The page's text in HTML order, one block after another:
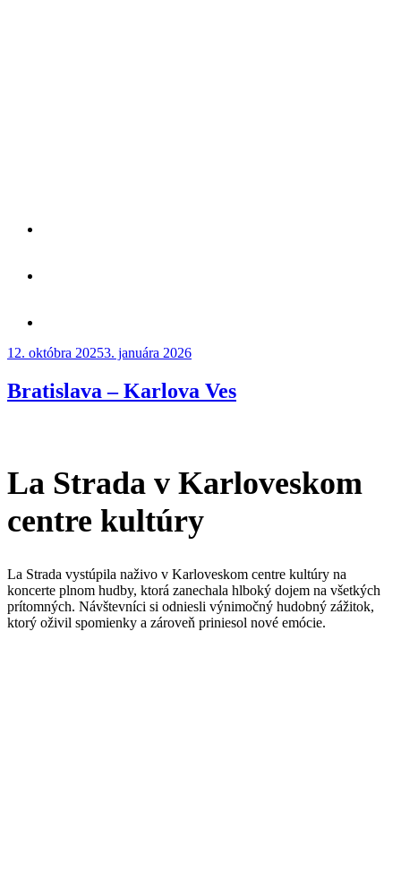
Publikované
12. októbra 20253. januára 2026
Bratislava – Karlova Ves
La Strada v Karloveskom
centre kultúry
La Strada vystúpila naživo v Karloveskom centre kultúry na
koncerte plnom hudby, ktorá zanechala hlboký dojem na všetkých
prítomných. Návštevníci si odniesli výnimočný hudobný zážitok,
ktorý oživil spomienky a zároveň priniesol nové emócie.